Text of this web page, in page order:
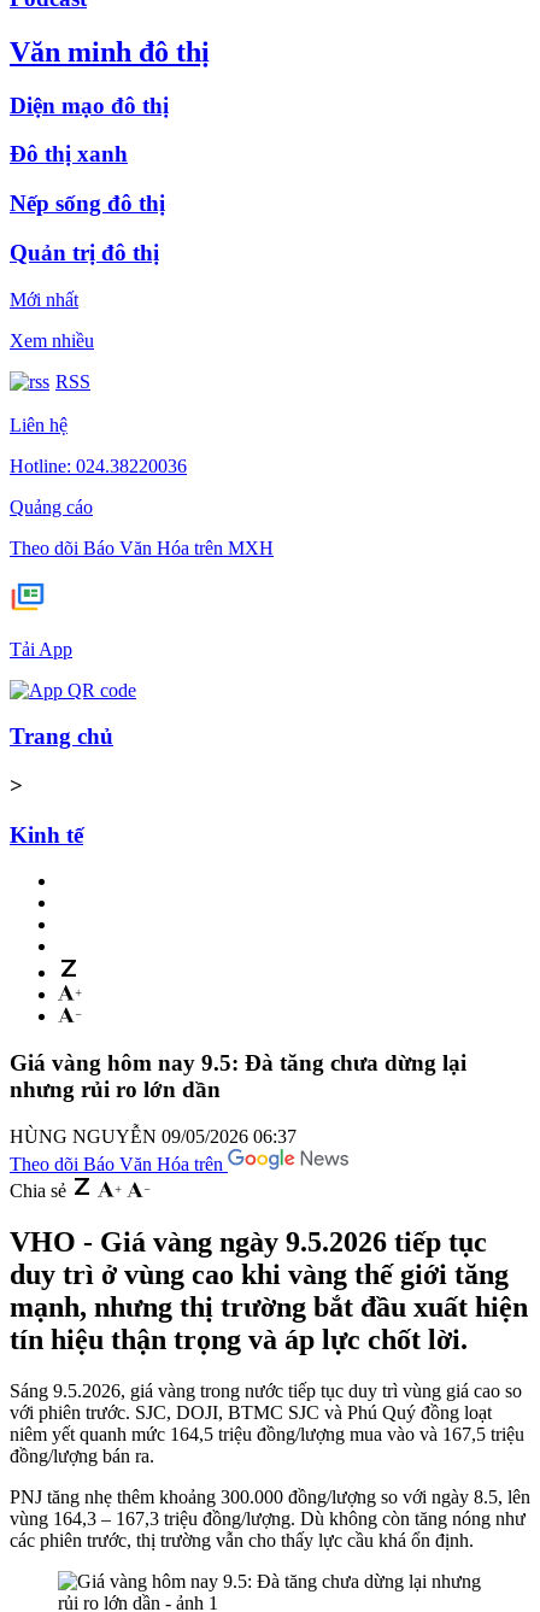
Văn minh đô thị
Diện mạo đô thị
Đô thị xanh
Nếp sống đô thị
Quản trị đô thị
Mới nhất
Xem nhiều
RSS
Liên hệ
Hotline: 024.38220036
Quảng cáo
Theo dõi Báo Văn Hóa trên MXH
Tải App
Trang chủ
>
Kinh tế
Giá vàng hôm nay 9.5: Đà tăng chưa dừng lại
nhưng rủi ro lớn dần
HÙNG NGUYỄN 09/05/2026 06:37
Theo dõi Báo Văn Hóa trên
Chia sẻ
VHO - Giá vàng ngày 9.5.2026 tiếp tục
duy trì ở vùng cao khi vàng thế giới tăng
mạnh, nhưng thị trường bắt đầu xuất hiện
tín hiệu thận trọng và áp lực chốt lời.
Sáng 9.5.2026, giá vàng trong nước tiếp tục duy trì vùng giá cao so
với phiên trước. SJC, DOJI, BTMC SJC và Phú Quý đồng loạt
niêm yết quanh mức 164,5 triệu đồng/lượng mua vào và 167,5 triệu
đồng/lượng bán ra.
PNJ tăng nhẹ thêm khoảng 300.000 đồng/lượng so với ngày 8.5, lên
vùng 164,3 – 167,3 triệu đồng/lượng. Dù không còn tăng nóng như
các phiên trước, thị trường vẫn cho thấy lực cầu khá ổn định.